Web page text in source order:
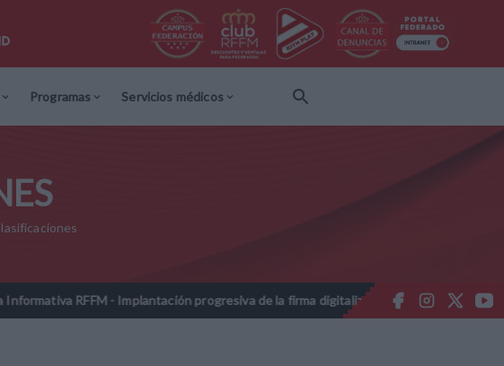
Programas Servicios médicos
RFFM - Implantación progresiva de la firma digitalizada en las licencias